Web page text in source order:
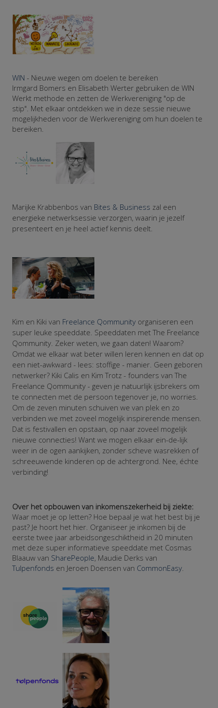
WIN - Nieuwe wegen om doelen te bereiken
Irmgard Bomers en Elisabeth Werter gebruiken de WIN
Werkt methode en zetten de Werkvereniging "op de
stip". Met elkaar ontdekken we in deze sessie nieuwe
mogelijkheden voor de Werkvereniging om hun doelen te
bereiken.
Marijke Krabbenbos van Bites & Business zal een
energieke netwerksessie verzorgen, waarin je jezelf
presenteert en je heel actief kennis deelt.
Kim en Kiki van Freelance Qommunity organiseren een
super leuke speeddate. Speeddaten met The Freelance
Qommunity. Zeker weten, we gaan daten! Waarom?
Omdat we elkaar wat beter willen leren kennen en dat op
een niet-awkward - lees: stoffige - manier. Geen geboren
netwerker? Kiki Calis en Kim Trotz - founders van The
Freelance Qommunity - geven je natuurlijk ijsbrekers om
te connecten met de persoon tegenover je, no worries.
Om de zeven minuten schuiven we van plek en zo
verbinden we met zoveel mogelijk inspirerende mensen.
Dat is festivallen en opstaan, op naar zoveel mogelijk
nieuwe connecties! Want we mogen elkaar ein-de-lijk
weer in de ogen aankijken, zonder scheve wasrekken of
schreeuwende kinderen op de achtergrond. Nee, échte
verbinding!
Over het opbouwen van inkomenszekerheid bij ziekte:
Waar moet je op letten? Hoe bepaal je wat het best bij je
past? Je hoort het hier. Organiseer je inkomen bij de
eerste twee jaar arbeidsongeschiktheid in 20 minuten
met deze super informatieve speeddate met Cosmas
Blaauw van SharePeople, Maudie Derks van
Tulpenfonds en Jeroen Doensen van CommonEasy